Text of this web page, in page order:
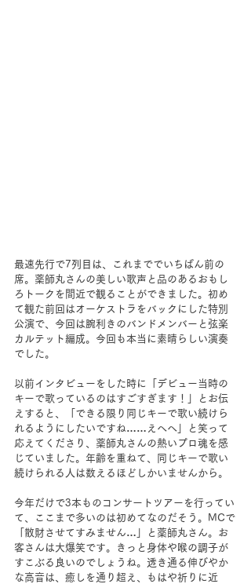
最速先行で7列目は、これまででいちばん前の
席。薬師丸さんの美しい歌声と品のあるおもし
ろトークを間近で観ることができました。初め
て観た前回はオーケストラをバックにした特別
公演で、今回は腕利きのバンドメンバーと弦楽
カルテット編成。今回も本当に素晴らしい演奏
でした。
以前インタビューをした時に「デビュー当時の
キーで歌っているのはすごすぎます！」とお伝
えすると、「できる限り同じキーで歌い続けら
れるようにしたいですね……えへへ」と笑って
応えてくださり、薬師丸さんの熱いプロ魂を感
じていました。年齢を重ねて、同じキーで歌い
続けられる人は数えるほどしかいませんから。
今年だけで3本ものコンサートツアーを行ってい
て、ここまで多いのは初めてなのだそう。MCで
「散財させてすみません…」と薬師丸さん。お
客さんは大爆笑です。きっと身体や喉の調子が
すこぶる良いのでしょうね。透き通る伸びやか
な高音は、癒しを通り超え、もはや祈りに近